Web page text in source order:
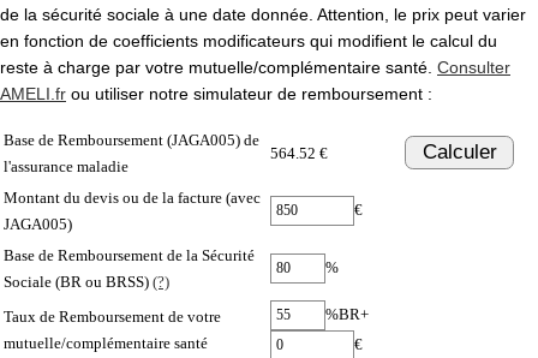
de la sécurité sociale à une date donnée. Attention, le prix peut varier
en fonction de coefficients modificateurs qui modifient le calcul du
reste à charge par votre mutuelle/complémentaire santé. Consulter
AMELI.fr ou utiliser notre simulateur de remboursement :
Base de Remboursement (JAGA005) de
l'assurance maladie
564.52 € Calculer
Montant du devis ou de la facture (avec
JAGA005)
€
Base de Remboursement de la Sécurité
Sociale (BR ou BRSS) (?)
%
Taux de Remboursement de votre
mutuelle/complémentaire santé
%BR+
€